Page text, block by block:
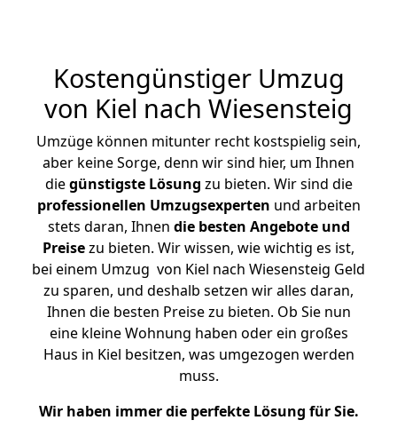
Kostengünstiger Umzug
von Kiel nach Wiesensteig
Umzüge können mitunter recht kostspielig sein,
aber keine Sorge, denn wir sind hier, um Ihnen
diegünstigste Lösung zu bieten. Wir sind die
professionellen Umzugsexperten und arbeiten
stets daran, Ihnen die besten Angebote und
Preisezu bieten. Wir wissen, wie wichtig es ist,
bei einem Umzug von Kiel nach Wiesensteig Geld
zu sparen, und deshalb setzen wir alles daran,
Ihnen die besten Preise zu bieten. Ob Sie nun
eine kleine Wohnung haben oder ein großes
Haus in Kiel besitzen, was umgezogen werden
muss.
Wir haben immer die perfekte Lösung für Sie.